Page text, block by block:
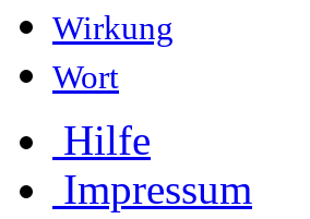
Wirkung
Wort
Hilfe
Impressum